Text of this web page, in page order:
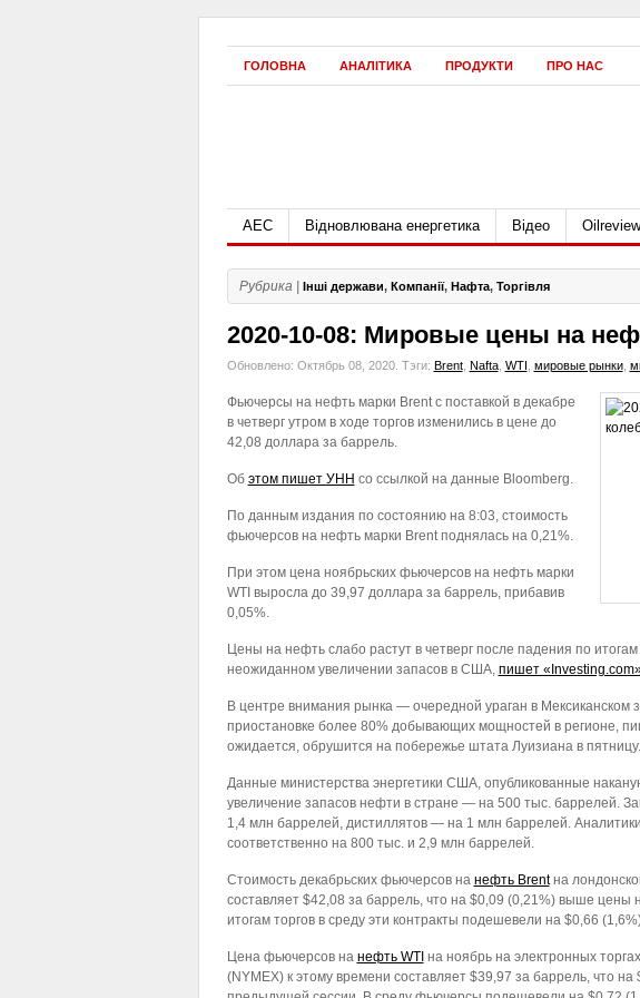
ГОЛОВНА АНАЛІТИКА ПРОДУКТИ ПРО НАС
АЕС Відновлювана енергетика Відео Oilreview
Рубрика | Інші держави, Компанії, Нафта, Торгівля
2020-10-08: Мировые цены на
Обновлено: Октябрь 08, 2020. Тэги: Brent, Nafta, WTI мировые рынки,
Фьючерсы на нефть марки Brent с поставкой в декабре
в четверг утром в ходе торгов изменились в цене до
42,08 доллара за баррель.
Об этом пишет УНН со ссылкой на данные Bloomberg.
По данным издания по состоянию на 8:03, стоимость
фьючерсов на нефть марки Brent поднялась на 0,21%.
При этом цена ноябрьских фьючерсов на нефть марки
WTI выросла до 39,97 доллара за баррель, прибавив
0,05%.
Цены на нефть слабо растут в четверг после падения по
неожиданном увеличении запасов в США, пишет
В центре внимания рынка — очередной ураган в Мексиканском
приостановке более 80% добывающих мощностей в регионе,
ожидается, обрушится на побережье штата Луизиана в пятницу.
Данные министерства энергетики США, опубликованные
увеличение запасов нефти в стране — на 500 тыс. баррелей.
1,4 млн баррелей, дистиллятов — на 1 млн баррелей.
соответственно на 800 тыс. и 2,9 млн баррелей.
Стоимость декабрьских фьючерсов на нефть Brentна
составляет $42,08 за баррель, что на $0,09 (0,21%) выше
итогам торгов в среду эти контракты подешевели на $0,66
Цена фьючерсов на нефть WTI на ноябрь на электронных
(NYMEX) к этому времени составляет $39,97 за баррель, что